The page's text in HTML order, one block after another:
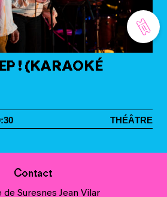
! (KARAOKÉ
THÉÂTRE
Contact
Suresnes Jean Vilar